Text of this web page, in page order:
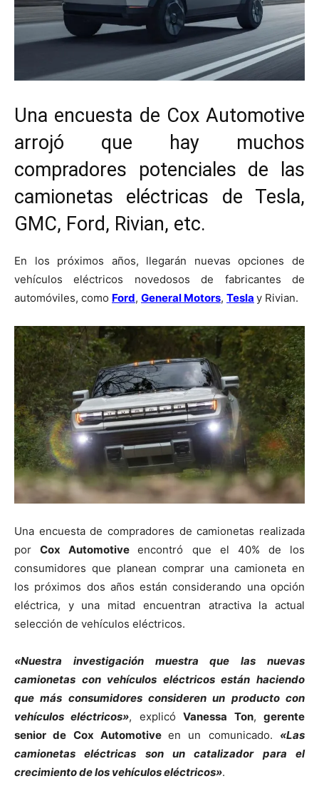
Una encuesta de Cox Automotive
arrojó que hay muchos
compradores potenciales de las
camionetas eléctricas de Tesla,
GMC, Ford, Rivian, etc.
En los próximos años, llegarán nuevas opciones de
vehículos eléctricos novedosos de fabricantes de
automóviles, como Ford, General Motors, Tesla y Rivian.
Una encuesta de compradores de camionetas realizada
porCox Automotiveencontró que el 40% de los
consumidores que planean comprar una camioneta en
los próximos dos años están considerando una opción
eléctrica, y una mitad encuentran atractiva la actual
selección de vehículos eléctricos.
«Nuestra investigación muestra que las nuevas
camionetas con vehículos eléctricos están haciendo
que más consumidores consideren un producto con
vehículos eléctricos», explicóVanessa Ton,gerente
senior de Cox Automotiveen un comunicado. «Las
camionetas eléctricas son un catalizador para el
crecimiento de los vehículos eléctricos».